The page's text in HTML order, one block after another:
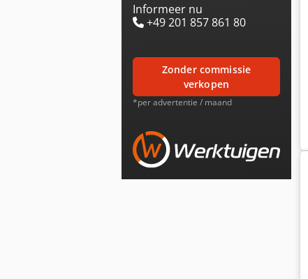
Informeer nu
+49 201 857 861 80
zonder commissie
verkopen
*per advertentie / maand